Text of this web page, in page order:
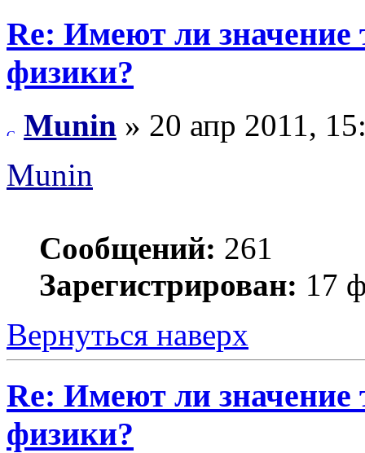
Re: Имеют ли значение
физики?
Munin » 20 апр 2011,
Munin
Сообщений: 261
Зарегистрирован: 17
Вернуться наверх
Re: Имеют ли значение
физики?